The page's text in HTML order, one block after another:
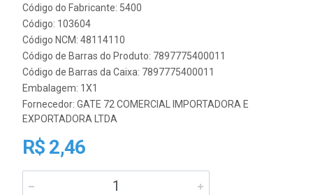
Código do Fabricante: 5400
Código: 103604
Código NCM: 48114110
Código de Barras do Produto: 7897775400011
Código de Barras da Caixa: 7897775400011
Embalagem: 1X1
Fornecedor: GATE 72 COMERCIAL IMPORTADORA E
EXPORTADORA LTDA
R$ 2,46